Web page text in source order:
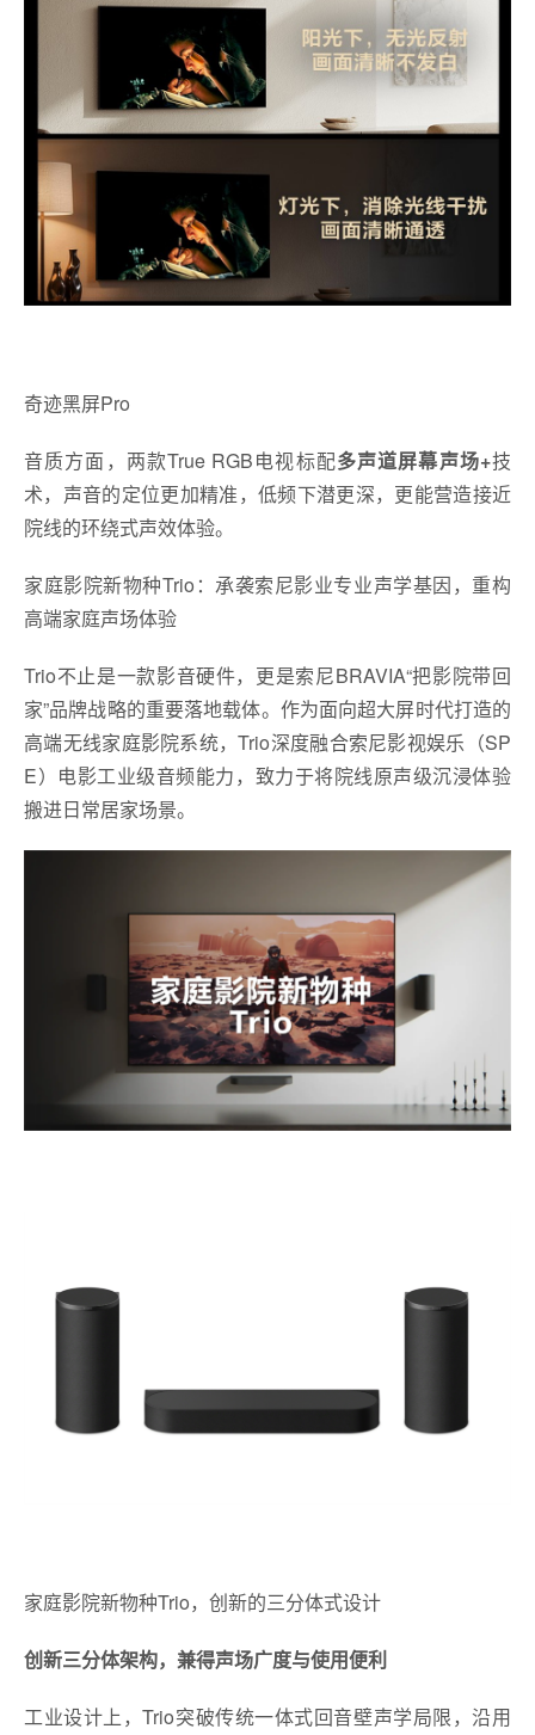
奇迹黑屏Pro
音质方面，两款True RGB电视标配多声道屏幕声场+技
术，声音的定位更加精准，低频下潜更深，更能营造接近
院线的环绕式声效体验。
家庭影院新物种Trio：承袭索尼影业专业声学基因，重构
高端家庭声场体验
Trio不止是一款影音硬件，更是索尼BRAVIA“把影院带回
家”品牌战略的重要落地载体。作为面向超大屏时代打造的
高端无线家庭影院系统，Trio深度融合索尼影视娱乐（SP
E）电影工业级音频能力，致力于将院线原声级沉浸体验
搬进日常居家场景。
家庭影院新物种Trio，创新的三分体式设计
创新三分体架构，兼得声场广度与使用便利
工业设计上，Trio突破传统一体式回音壁声学局限，沿用